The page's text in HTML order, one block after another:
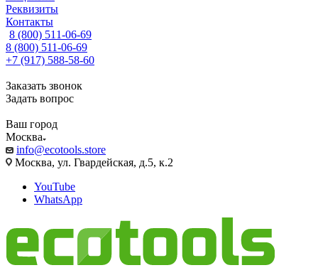
Реквизиты
Контакты
8 (800) 511-06-69
8 (800) 511-06-69
+7 (917) 588-58-60
Заказать звонок
Задать вопрос
Ваш город
Москва
info@ecotools.store
Москва, ул. Гвардейская, д.5, к.2
YouTube
WhatsApp